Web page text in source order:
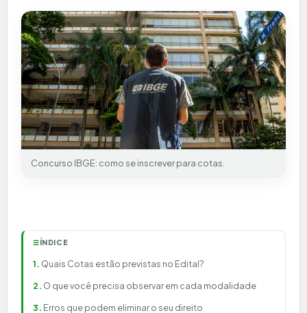
Concurso IBGE: como se inscrever para cotas.
☰ÍNDICE
Quais Cotas estão previstas no Edital?
O que você precisa observar em cada modalidade
Erros que podem eliminar o seu direito